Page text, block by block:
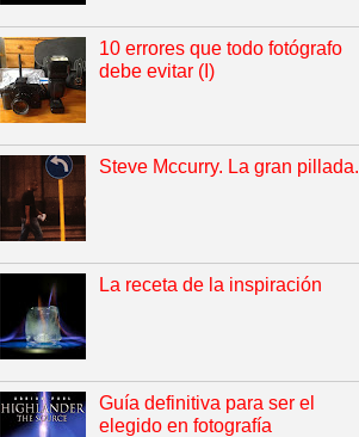
10 errores que todo fotógrafo
debe evitar (I)
Steve Mccurry. La gran pillada.
La receta de la inspiración
Guía definitiva para ser el
elegido en fotografía